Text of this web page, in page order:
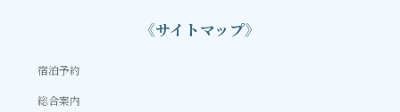
《サイトマップ》
宿泊予約
総合案内